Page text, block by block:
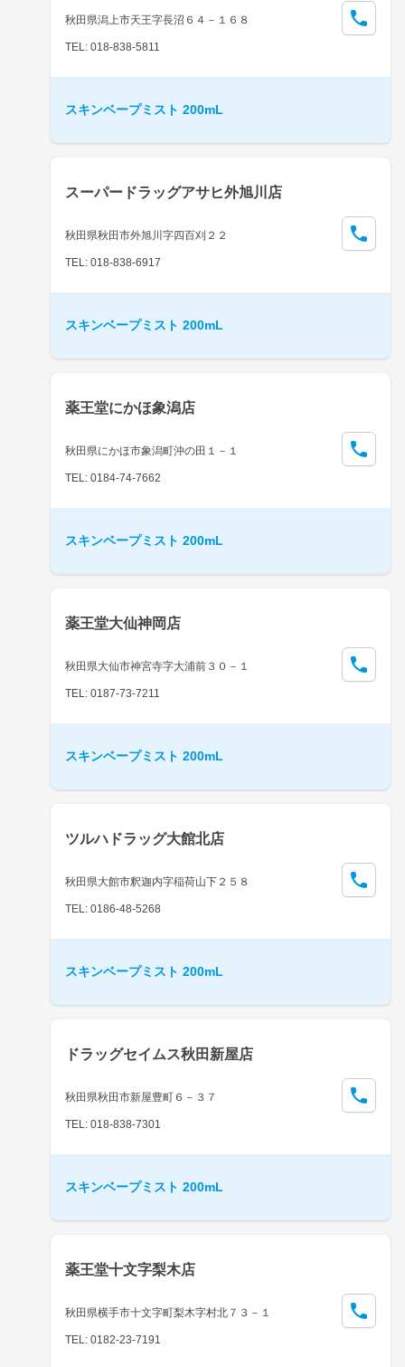
秋田県潟上市天王字長沼６４－１６８
TEL: 018-838-5811
スキンベープミスト 200mL
スーパードラッグアサヒ外旭川店
秋田県秋田市外旭川字四百刈２２
TEL: 018-838-6917
スキンベープミスト 200mL
薬王堂にかほ象潟店
秋田県にかほ市象潟町沖の田１－１
TEL: 0184-74-7662
スキンベープミスト 200mL
薬王堂大仙神岡店
秋田県大仙市神宮寺字大浦前３０－１
TEL: 0187-73-7211
スキンベープミスト 200mL
ツルハドラッグ大館北店
秋田県大館市釈迦内字稲荷山下２５８
TEL: 0186-48-5268
スキンベープミスト 200mL
ドラッグセイムス秋田新屋店
秋田県秋田市新屋豊町６－３７
TEL: 018-838-7301
スキンベープミスト 200mL
薬王堂十文字梨木店
秋田県横手市十文字町梨木字村北７３－１
TEL: 0182-23-7191